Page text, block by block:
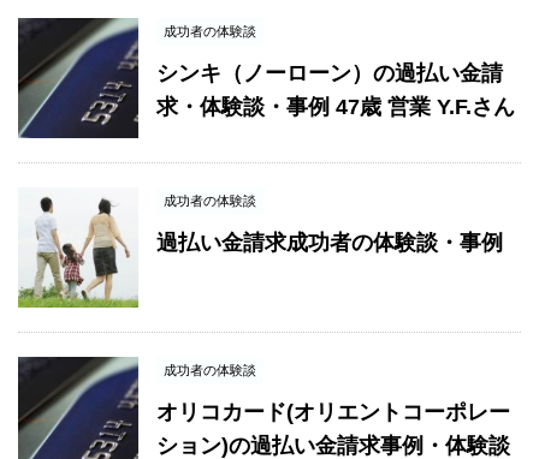
成功者の体験談
シンキ（ノーローン）の過払い金請
求・体験談・事例 47歳 営業 Y.F.さん
成功者の体験談
過払い金請求成功者の体験談・事例
成功者の体験談
オリコカード(オリエントコーポレー
ション)の過払い金請求事例・体験談